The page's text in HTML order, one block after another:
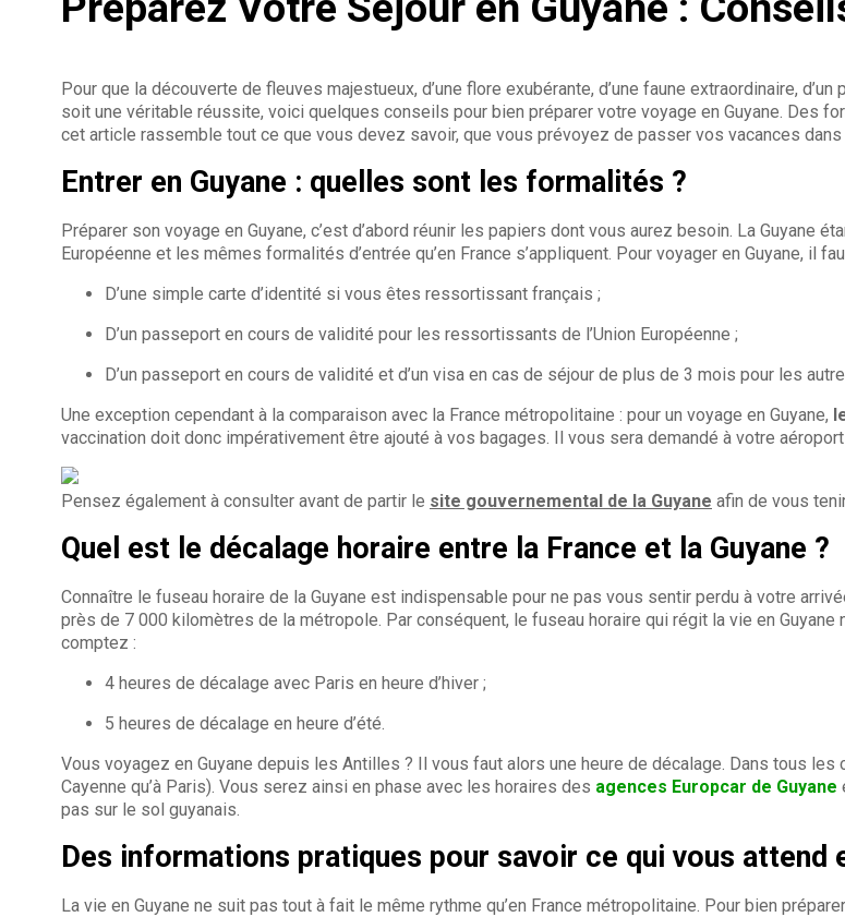
Pour que la découverte de fleuves majestueux, d’une flore exubérante, d’une faune extraordinaire,
soit une véritable réussite, voici quelques conseils pour bien préparer votre voyage en Guyane. Des
cet article rassemble tout ce que vous devez savoir, que vous prévoyez de passer vos vacances
Entrer en Guyane : quelles sont les formalités ?
Préparer son voyage en Guyane, c’est d’abord réunir les papiers dont vous aurez besoin. La Guyane
Européenne et les mêmes formalités d’entrée qu’en France s’appliquent. Pour voyager en Guyane, il
D’une simple carte d’identité si vous êtes ressortissant français ;
D’un passeport en cours de validité pour les ressortissants de l’Union Européenne ;
D’un passeport en cours de validité et d’un visa en cas de séjour de plus de 3 mois pour les
Une exception cependant à la comparaison avec la France métropolitaine : pour un voyage en Guyane,
vaccination doit donc impérativement être ajouté à vos bagages. Il vous sera demandé à votre
Pensez également à consulter avant de partir le site gouvernemental de la Guyane afin de vous
Quel est le décalage horaire entre la France et la Guyane ?
Connaître le fuseau horaire de la Guyane est indispensable pour ne pas vous sentir perdu à votre
près de 7 000 kilomètres de la métropole. Par conséquent, le fuseau horaire qui régit la vie en
comptez :
4 heures de décalage avec Paris en heure d’hiver ;
5 heures de décalage en heure d’été.
Vous voyagez en Guyane depuis les Antilles ? Il vous faut alors une heure de décalage. Dans tous
Cayenne qu’à Paris). Vous serez ainsi en phase avec les horaires des agences Europcar de Guyane
pas sur le sol guyanais.
Des informations pratiques pour savoir ce qui vous attend
La vie en Guyane ne suit pas tout à fait le même rythme qu’en France métropolitaine. Pour bien